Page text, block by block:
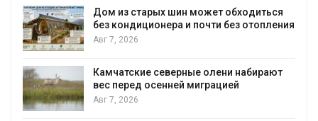
Дом из старых шин может обходиться
без кондиционера и почти без отопления
Авг 7, 2026
Камчатские северные олени набирают
вес перед осенней миграцией
Авг 7, 2026